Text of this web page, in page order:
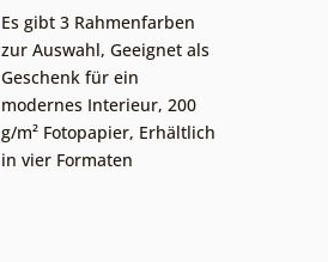
Es gibt 3 Rahmenfarben
zur Auswahl, Geeignet als
Geschenk für ein
modernes Interieur, 200
g/m² Fotopapier, Erhältlich
in vier Formaten